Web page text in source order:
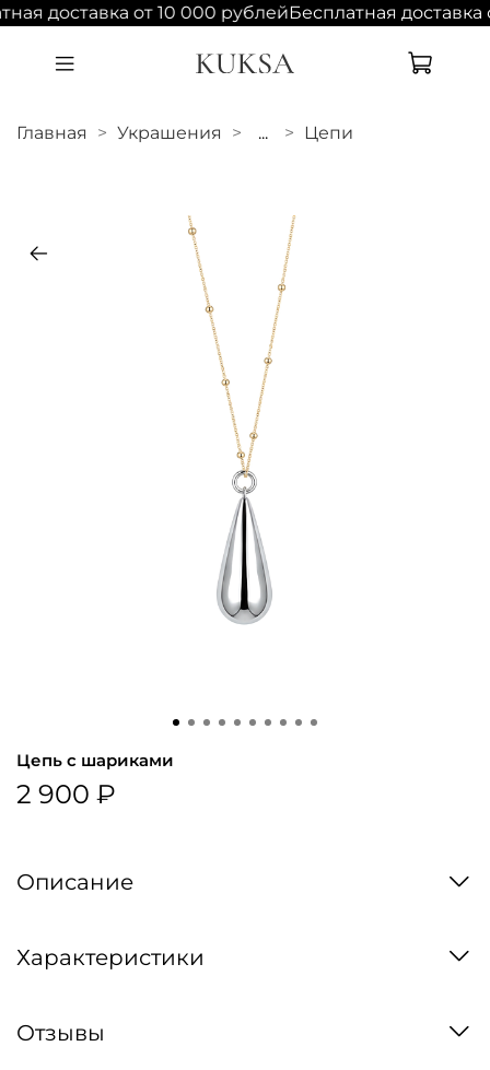
доставка от 10 000 рублейБесплатная доставка
Главная Украшения ... Цепи
Цепь с шариками
2 900 ₽
Описание
Характеристики
Отзывы